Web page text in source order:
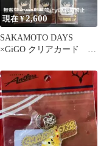
現在 ¥2,600
SAKAMOTO DAYS
×GiGO クリアカード ミ